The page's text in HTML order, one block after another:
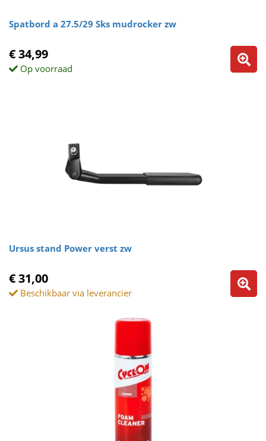
Spatbord a 27.5/29 Sks mudrocker zw
€ 34,99
Op voorraad
Ursus stand Power verst zw
€ 31,00
Beschikbaar via leverancier